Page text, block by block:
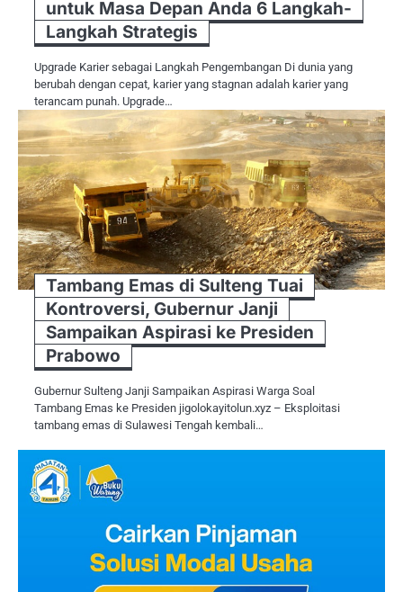
untuk Masa Depan Anda 6 Langkah-
Langkah Strategis
Upgrade Karier sebagai Langkah Pengembangan Di dunia yang
berubah dengan cepat, karier yang stagnan adalah karier yang
terancam punah. Upgrade…
Tambang Emas di Sulteng Tuai
Kontroversi, Gubernur Janji
Sampaikan Aspirasi ke Presiden
Prabowo
Gubernur Sulteng Janji Sampaikan Aspirasi Warga Soal
Tambang Emas ke Presiden jigolokayitolun.xyz – Eksploitasi
tambang emas di Sulawesi Tengah kembali…